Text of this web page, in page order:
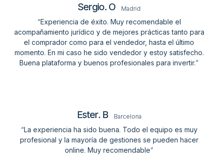
Sergio. O Madrid
“Experiencia de éxito. Muy recomendable el
acompañamiento jurídico y de mejores prácticas tanto para
el comprador como para el vendedor, hasta el último
momento. En mi caso he sido vendedor y estoy satisfecho.
Buena plataforma y buenos profesionales para invertir.”
Ester. B Barcelona
“La experiencia ha sido buena. Todo el equipo es muy
profesional y la mayoría de gestiones se pueden hacer
online. Muy recomendable”